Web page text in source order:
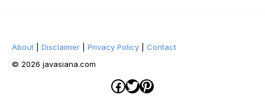
About Disclaimer Privacy Policy
Contact
© 2026 javasiana.com
Facebook
Twitter
Pinterest